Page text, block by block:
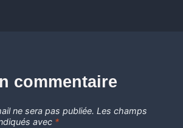
commentaire
ne sera pas publiée. Les champs
avec *